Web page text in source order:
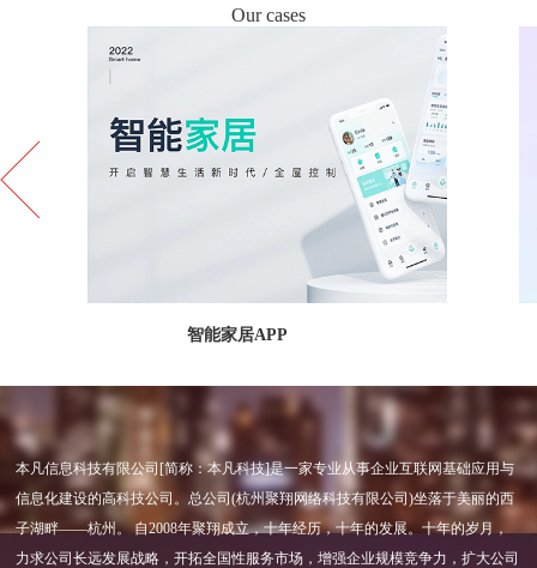
Our cases
智能家居APP
本凡信息科技有限公司[简称：本凡科技]是一家专业从事企业互联网基础应用与
信息化建设的高科技公司。总公司(杭州聚翔网络科技有限公司)坐落于美丽的西
子湖畔——杭州。 自2008年聚翔成立，十年经历，十年的发展。十年的岁月，
力求公司长远发展战略，开拓全国性服务市场，增强企业规模竞争力，扩大公司